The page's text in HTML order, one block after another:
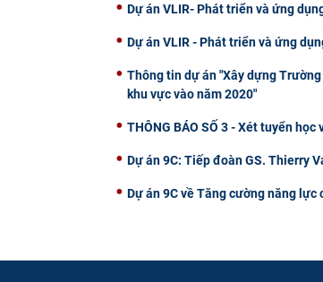
Dự án VLIR- Phát triển và ứng
Dự án VLIR - Phát triển và ứng
Thông tin dự án "Xây dựng
khu vực vào năm 2020"
THÔNG BÁO SỐ 3 - Xét tuyển
Dự án 9C: Tiếp đoàn GS. Thierry
Dự án 9C về Tăng cường năng